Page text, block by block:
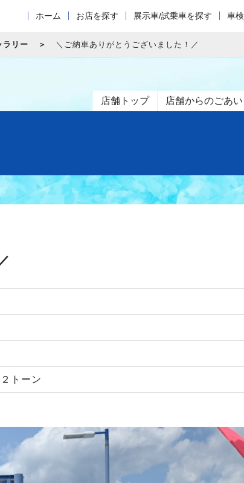
ホーム お店を探す 展示車/試乗車を探す 車
ラリー ＼ご納車ありがとうございました！／
店舗トップ 店舗からのごあ
トーン